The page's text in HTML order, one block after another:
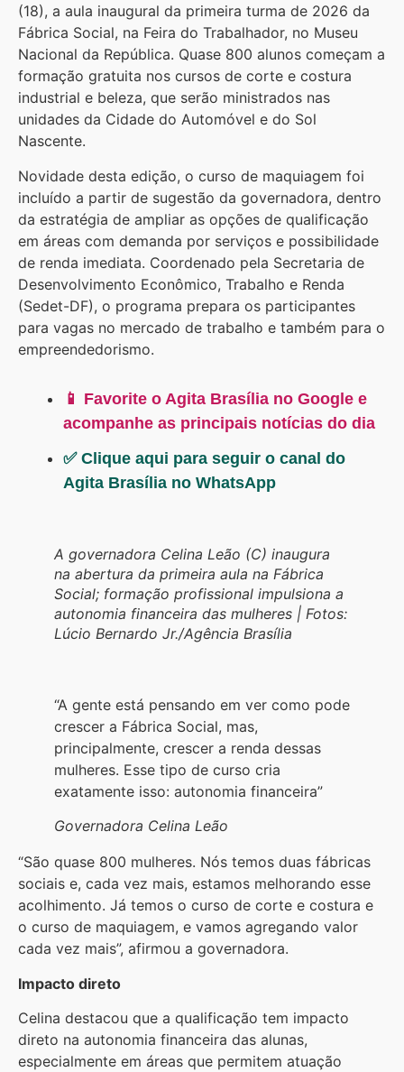
(18), a aula inaugural da primeira turma de 2026 da
Fábrica Social, na Feira do Trabalhador, no Museu
Nacional da República. Quase 800 alunos começam a
formação gratuita nos cursos de corte e costura
industrial e beleza, que serão ministrados nas
unidades da Cidade do Automóvel e do Sol
Nascente.
Novidade desta edição, o curso de maquiagem foi
incluído a partir de sugestão da governadora, dentro
da estratégia de ampliar as opções de qualificação
em áreas com demanda por serviços e possibilidade
de renda imediata. Coordenado pela Secretaria de
Desenvolvimento Econômico, Trabalho e Renda
(Sedet-DF), o programa prepara os participantes
para vagas no mercado de trabalho e também para o
empreendedorismo.
📱 Favorite o Agita Brasília no Google e
acompanhe as principais notícias do dia
✅ Clique aqui para seguir o canal do
Agita Brasília no WhatsApp
A governadora Celina Leão (C) inaugura
na abertura da primeira aula na Fábrica
Social; formação profissional impulsiona a
autonomia financeira das mulheres | Fotos:
Lúcio Bernardo Jr./Agência Brasília
“A gente está pensando em ver como pode
crescer a Fábrica Social, mas,
principalmente, crescer a renda dessas
mulheres. Esse tipo de curso cria
exatamente isso: autonomia financeira”
Governadora Celina Leão
“São quase 800 mulheres. Nós temos duas fábricas
sociais e, cada vez mais, estamos melhorando esse
acolhimento. Já temos o curso de corte e costura e
o curso de maquiagem, e vamos agregando valor
cada vez mais”, afirmou a governadora.
Impacto direto
Celina destacou que a qualificação tem impacto
direto na autonomia financeira das alunas,
especialmente em áreas que permitem atuação